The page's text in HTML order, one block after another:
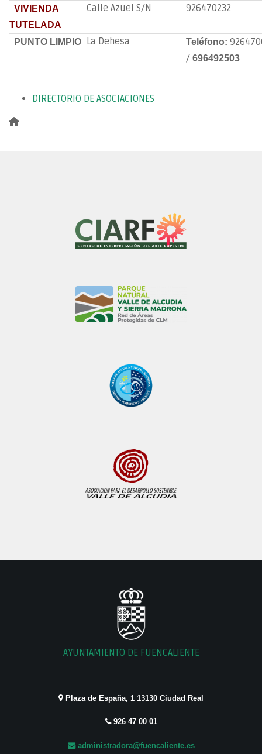
VIVIENDA
TUTELADA
Calle Azuel S/N 926470232
PUNTO LIMPIO La Dehesa Teléfono:
/ 696492503
DIRECTORIO DE ASOCIACIONES
AYUNTAMIENTO DE FUENCALIENTE
Plaza de España, 1 13130 Ciudad Real
926 47 00 01
administradora@fuencaliente.es